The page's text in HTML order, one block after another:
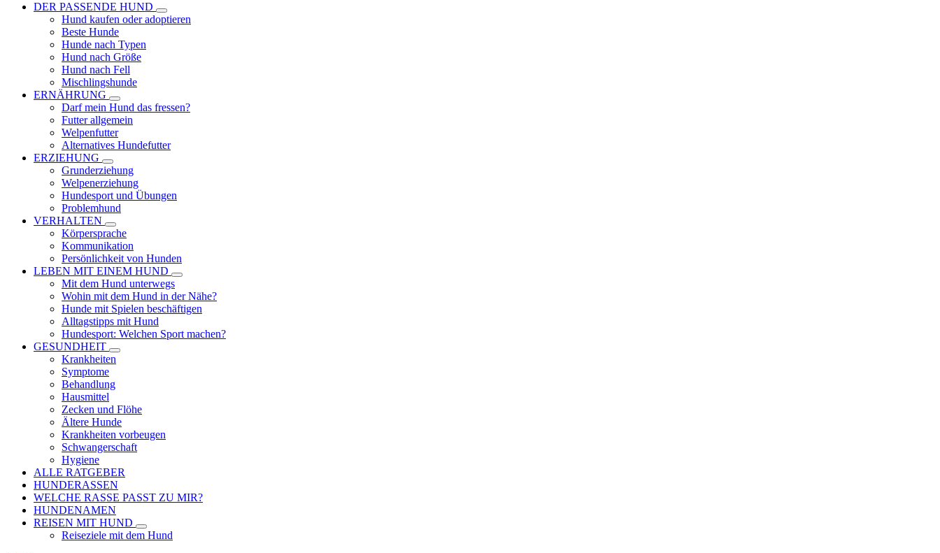
DER PASSENDE HUND
Hund kaufen oder adoptieren
Beste Hunde
Hunde nach Typen
Hund nach Größe
Hund nach Fell
Mischlingshunde
ERNÄHRUNG
Darf mein Hund das fressen?
Futter allgemein
Welpenfutter
Alternatives Hundefutter
ERZIEHUNG
Grunderziehung
Welpenerziehung
Hundesport und Übungen
Problemhund
VERHALTEN
Körpersprache
Kommunikation
Persönlichkeit von Hunden
LEBEN MIT EINEM HUND
Mit dem Hund unterwegs
Wohin mit dem Hund in der Nähe?
Hunde mit Spielen beschäftigen
Alltagstipps mit Hund
Hundesport: Welchen Sport machen?
GESUNDHEIT
Krankheiten
Symptome
Behandlung
Hausmittel
Zecken und Flöhe
Ältere Hunde
Krankheiten vorbeugen
Schwangerschaft
Hygiene
ALLE RATGEBER
HUNDERASSEN
WELCHE RASSE PASST ZU MIR?
HUNDENAMEN
REISEN MIT HUND
Reiseziele mit dem Hund